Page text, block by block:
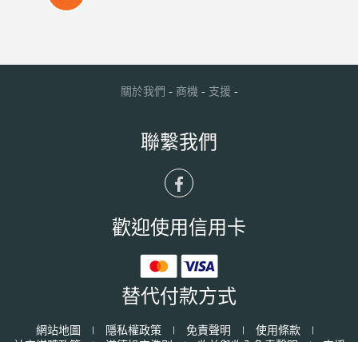
關於我們 - 商機 - 支援 -
聯繫我們
歡迎使用信用卡
替代付款方式
網站地圖 | 隱私權政策 | 免責聲明 | 使用條款
|